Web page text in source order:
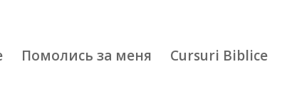
Помолись за меня Cursuri Biblice